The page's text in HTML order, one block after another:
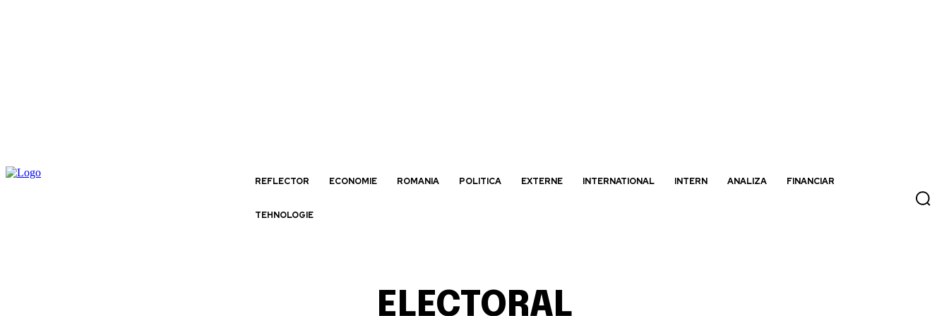
REFLECTOR ECONOMIE ROMANIA POLITICA EXTERNE INTERNATIONAL INTERN ANALIZA FINANCIAR
TEHNOLOGIE
ELECTORAL